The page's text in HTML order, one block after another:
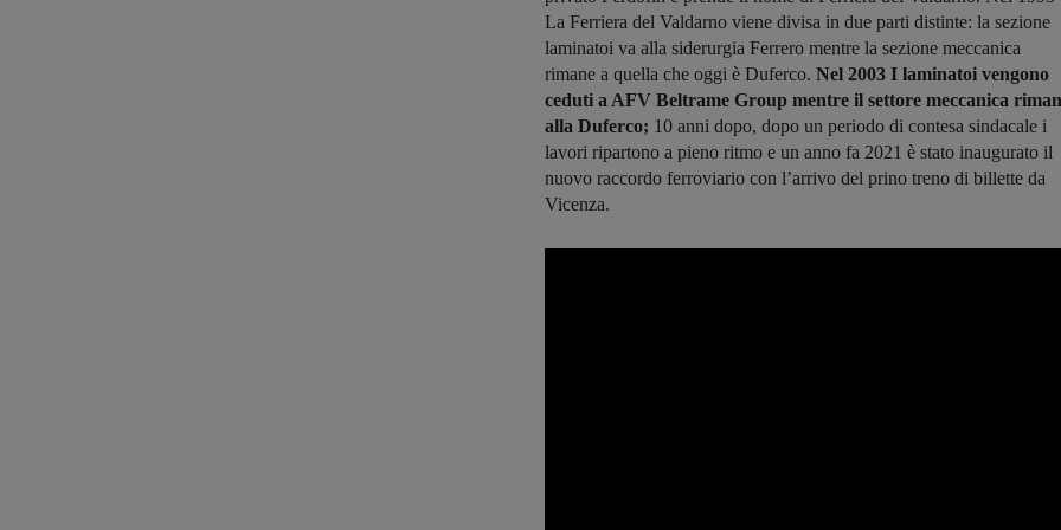
La Ferriera del Valdarno viene divisa in due parti distinte: la sezione
laminatoi va alla siderurgia Ferrero mentre la sezione meccanica
rimane a quella che oggi è Duferco. Nel 2003 I laminatoi vengono
ceduti a AFV Beltrame Group mentre il settore meccanica
alla Duferco; 10 anni dopo, dopo un periodo di contesa sindacale i
lavori ripartono a pieno ritmo e un anno fa 2021 è stato inaugurato il
nuovo raccordo ferroviario con l’arrivo del prino treno di billette da
Vicenza.